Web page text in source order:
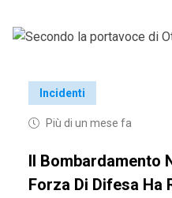
Incidenti
Più di un mese fa
Il Bombardamento
Forza Di Difesa Ha